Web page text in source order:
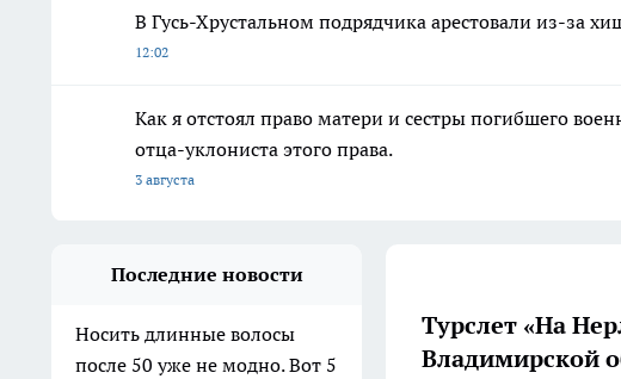
В Гусь-Хрустальном подрядчика арестовали из-за
12:02
Как я отстоял право матери и сестры погибшего
отца-уклониста этого права.
3 августа
Последние новости
Носить длинные волосы
после 50 уже не модно. Вот 5
Турслет «На
Владимирской